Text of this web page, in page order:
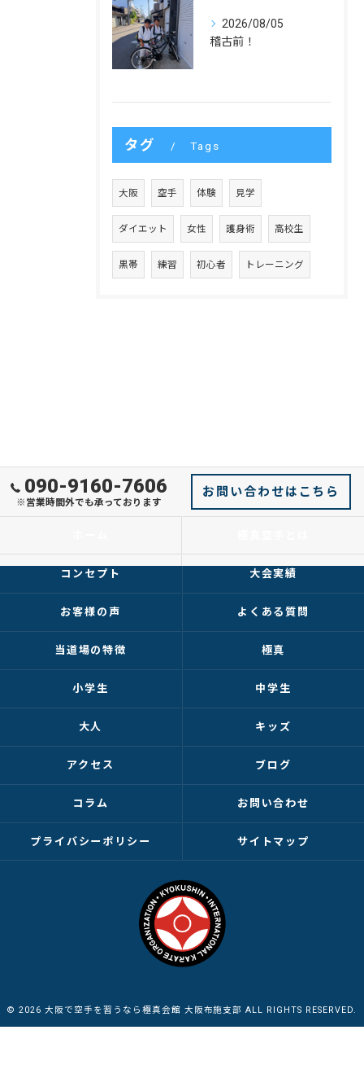
2026/08/05
稽古前！
タグ Tags
大阪 空手 体験 見学
ダイエット 女性 護身術 高校生
黒帯 練習 初心者 トレーニング
090-9160-7606
※営業時間外でも承っております
お問い合わせはこちら
コンセプト 大会実績
お客様の声 よくある質問
当道場の特徴 極真
小学生 中学生
大人 キッズ
アクセス ブログ
コラム お問い合わせ
プライバシーポリシー サイトマップ
© 2026 大阪で空手を習うなら極真会館 大阪布施支部 ALL RIGHTS RESERVED.